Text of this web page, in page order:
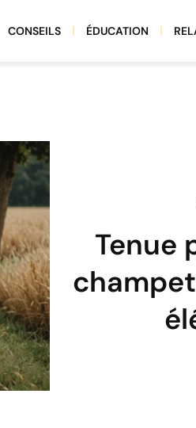
CONSEILS ÉDUCATION
Tenue